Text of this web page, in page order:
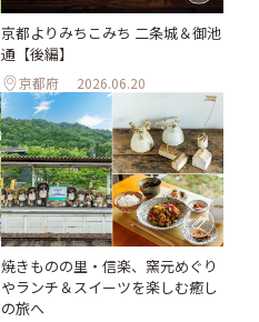
京都よりみちこみち 二条城＆御池
通【後編】
京都府 2026.06.20
焼きものの里・信楽、窯元めぐり
やランチ＆スイーツを楽しむ癒し
の旅へ